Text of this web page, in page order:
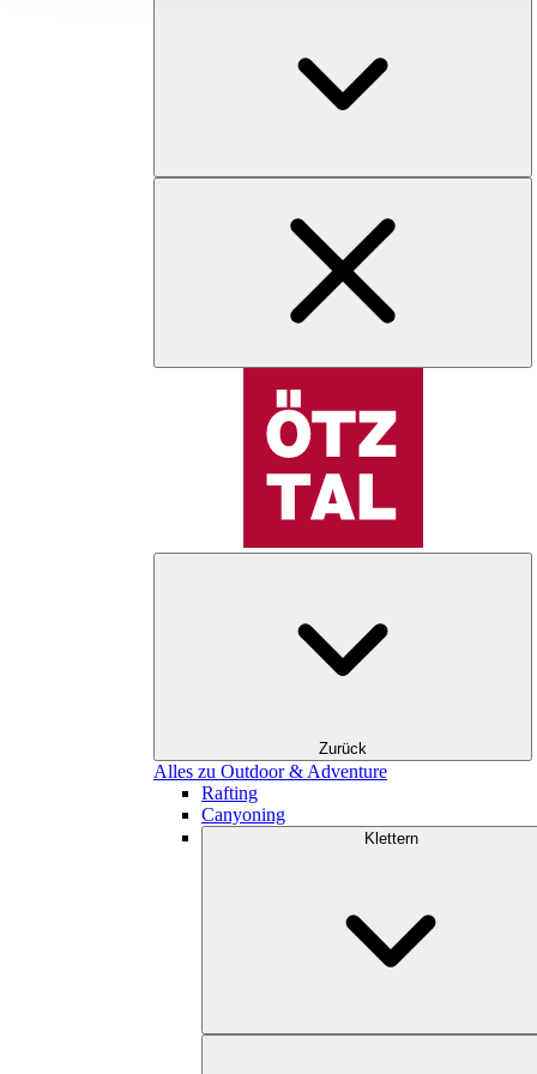
Zurück
Alles zu Outdoor & Adventure
Rafting
Canyoning
Klettern